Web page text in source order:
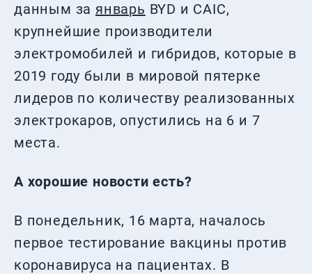
данным заянварь BYD и CAIC,
крупнейшие производители
электромобилей и гибридов, которые в
2019 году были в мировой пятерке
лидеров по количеству реализованных
электрокаров, опустились на 6 и 7
места.
А хорошие новости есть?
В понедельник, 16 марта, началось
первое тестирование вакцины против
коронавируса на пациентах. В